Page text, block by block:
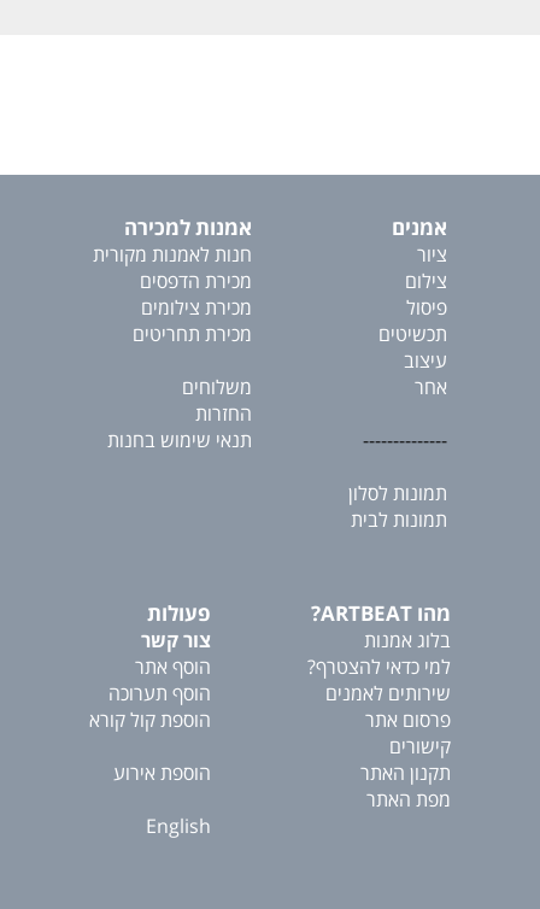
אמנים
ציור
צילום
פיסול
תכשיטים
עיצוב
אחר
--------------
תמונות לסלון
תמונות לבית
אמנות למכירה
חנות לאמנות מקורית
מכירת הדפסים
מכירת צילומים
מכירת תחריטים
משלוחים
החזרות
תנאי שימוש בחנות
מהו ARTBEAT?
בלוג אמנות
למי כדאי להצטרף?
שירותים לאמנים
פרסום אתר
קישורים
תקנון האתר
מפת האתר
פעולות
צור קשר
הוסף אתר
הוסף תערוכה
הוספת קול קורא
הוספת אירוע
English